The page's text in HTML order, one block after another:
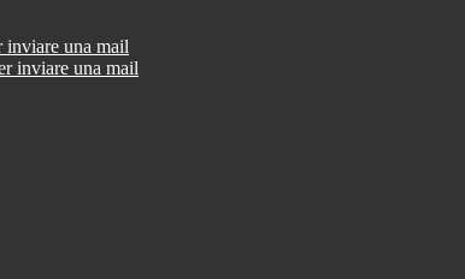
inviare una mail
inviare una mail